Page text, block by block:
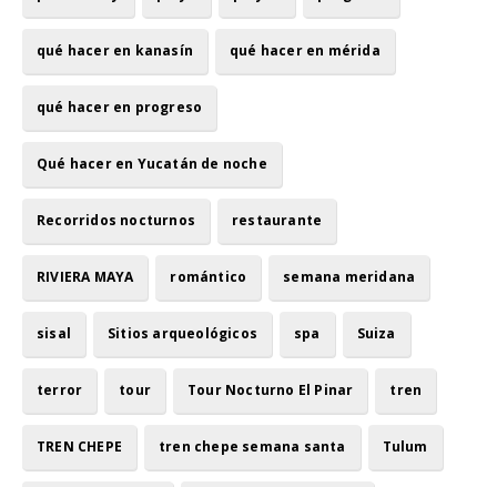
qué hacer en kanasín qué hacer en mérida
qué hacer en progreso
Qué hacer en Yucatán de noche
Recorridos nocturnos restaurante
RIVIERA MAYA romántico semana meridana
sisal Sitios arqueológicos spa Suiza
terror tour Tour Nocturno El Pinar tren
TREN CHEPE tren chepe semana santa Tulum